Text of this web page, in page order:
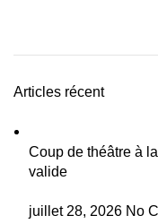
Articles récent
Coup de théâtre à
valide
juillet 28, 2026 No